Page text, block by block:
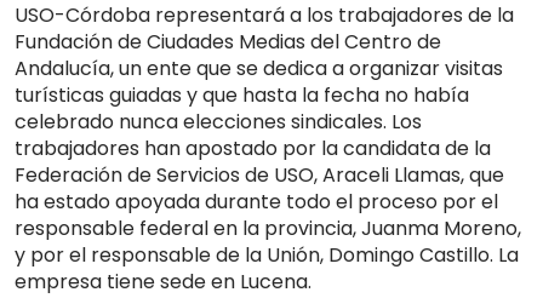
USO-Córdoba representará a los trabajadores de la
Fundación de Ciudades Medias del Centro de
Andalucía, un ente que se dedica a organizar visitas
turísticas guiadas y que hasta la fecha no había
celebrado nunca elecciones sindicales. Los
trabajadores han apostado por la candidata de la
Federación de Servicios de USO, Araceli Llamas, que
ha estado apoyada durante todo el proceso por el
responsable federal en la provincia, Juanma Moreno,
y por el responsable de la Unión, Domingo Castillo. La
empresa tiene sede en Lucena.